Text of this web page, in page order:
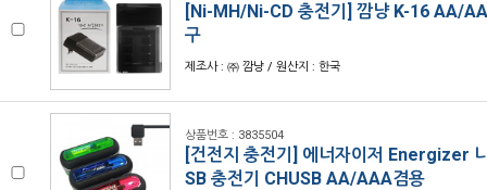
[Ni-MH/Ni-CD 충전기] 깜냥 K-16 AA/
구
제조사 : ㈜ 깜냥 / 원산지 : 한국
상품번호 : 3835504
[건전지 충전기] 에너자이저 Energizer
SB 충전기 CHUSB AA/AAA겸용